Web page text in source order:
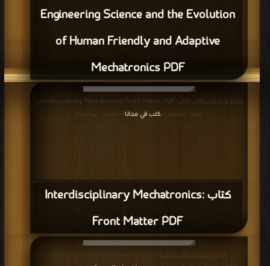
Engineering Science and the Evolution
of Human Friendly and Adaptive
Mechatronics PDF
كتاب Interdisciplinary Mechatronics:
Front Matter PDF
قراءة و تحميل كتاب كتاب Interdisciplinary Mechatronics: Front Matter PDF
مجانا | مكتبة > كتب في مجانا | التحميل : مرة/مرات
قراءة و تحميل كتاب كتاب Interdisciplinary Mechatronics: List of